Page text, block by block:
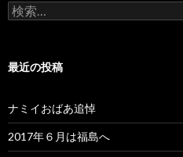
検
索:
最近の投稿
ナミイおばあ追悼
2017年６月は福島へ